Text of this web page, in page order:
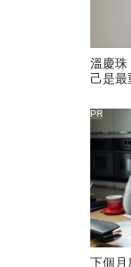
溫慶珠
己是最
下個月
PR